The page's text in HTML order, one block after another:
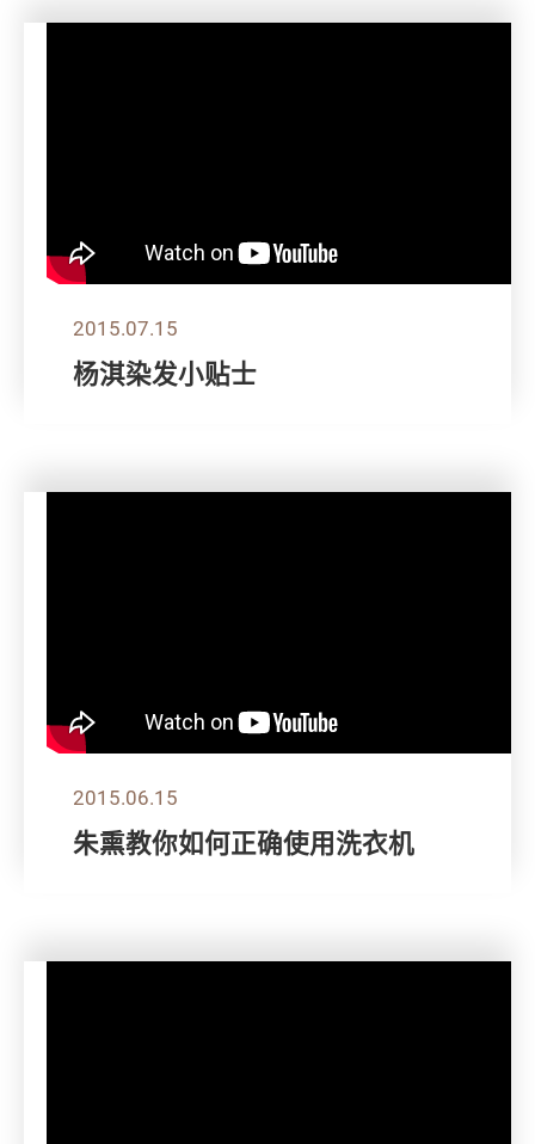
2015.07.15
杨淇染发小贴士
2015.06.15
朱熏教你如何正确使用洗衣机